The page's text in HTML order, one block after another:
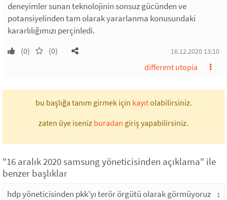
deneyimler sunan teknolojinin sonsuz gücünden ve
potansiyelinden tam olarak yararlanma konusundaki
kararlılığımızı perçinledi.
(0) (0) 16.12.2020 13:10
different utopia
bu başlığa tanım girmek için kayıtolabilirsiniz.
zaten üye iseniz buradan giriş yapabilirsiniz.
"16 aralık 2020 samsung yöneticisinden açıklama" ile
benzer başlıklar
hdp yöneticisinden pkk'yı terör örgütü olarak görmüyoruz
1